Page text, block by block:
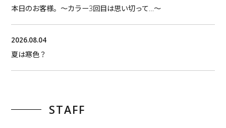
本日のお客様。〜カラー3回目は思い切って…〜
2026.08.04
夏は寒色？
STAFF